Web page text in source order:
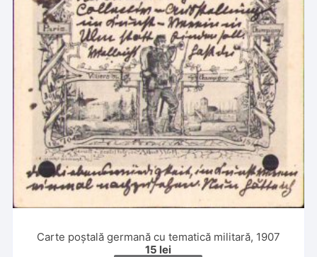
Carte poștală germană cu tematică militară, 1907
15 lei